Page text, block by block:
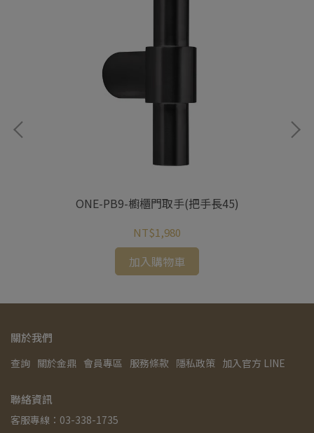
ONE-PB9-櫥櫃門取手(把手長45)
NT$1,980
加入購物車
關於我們
查詢 關於金鼎 會員專區 服務條款 隱私政策 加入官方 LINE
聯絡資訊
客服專線：03-338-1735